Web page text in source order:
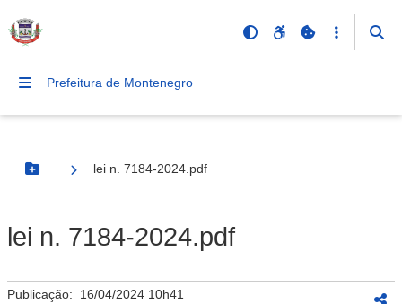
Prefeitura de Montenegro
Botão Menu
lei n. 7184-2024.pdf
lei n. 7184-2024.pdf
Publicação: 16/04/2024 10h41